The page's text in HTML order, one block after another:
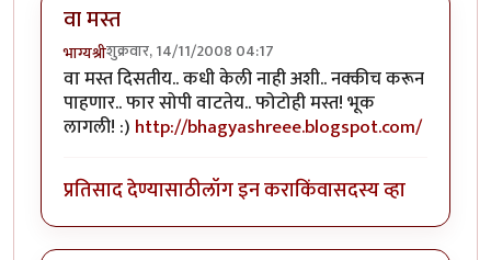
वा मस्त
भाग्यश्रीशुक्रवार, 14/11/2008 04:17
वा मस्त दिसतीय.. कधी केली नाही अशी.. नक्कीच करून
पाहणार.. फार सोपी वाटतेय.. फोटोही मस्त! भूक
लागली! :) http://bhagyashreee.blogspot.com/
प्रतिसाद देण्यासाठीलॉग इन कराकिंवासदस्य व्हा